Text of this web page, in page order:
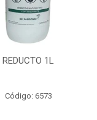
REDUCTO 1L
Código: 6573